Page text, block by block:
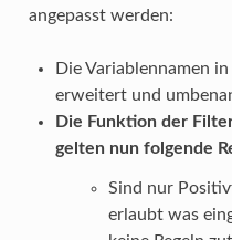
angepasst werden:
Die Variablennamen
erweitert und
Die Funktion der
gelten nun folgende
Sind nur
erlaubt was